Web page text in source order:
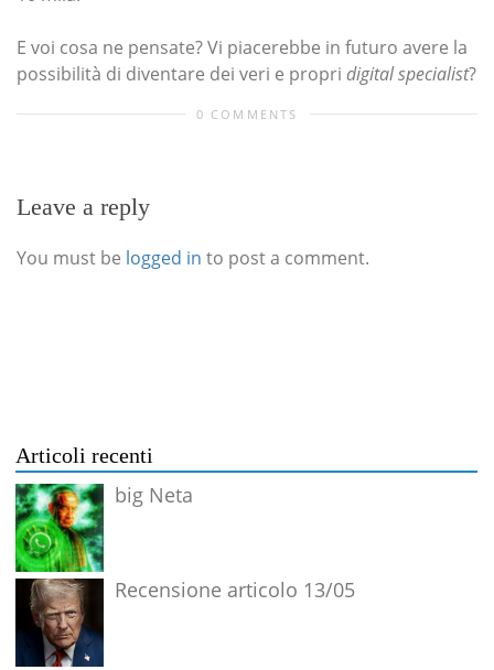
E voi cosa ne pensate? Vi piacerebbe in futuro avere la
possibilità di diventare dei veri e propri digital specialist?
0 COMMENTS
Leave a reply
You must be logged in to post a comment.
Articoli recenti
big Neta
Recensione articolo 13/05